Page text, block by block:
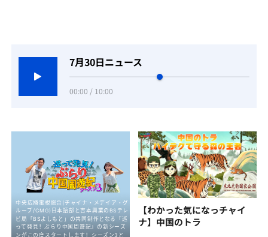
7月30日ニュース
00:00 / 10:00
【わかった気になっチャイ
ナ】中国のトラ